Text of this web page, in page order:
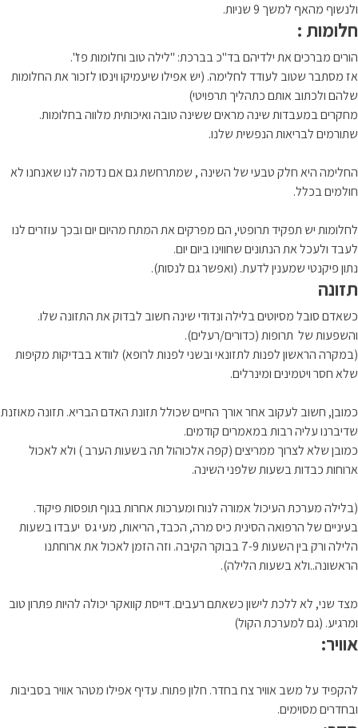
ולנשוף מהאף למשך 9 שניות.
חלומות :
הורים מברכים את ילדיהם בד"כ בברכת: "לילה טוב וחלומות פז".
אז מסתבר שטוב לעודד לחלימה. (יש אפילו שיעמיקו וינסו לזכור את החלומות
שלהם ולכתוב אותם כתהליך תרפויטי)
מחקרים במעבדות שינה מראים ששינה טובה ואיכותית מלווה בחלומות.
שתורמים לבריאות הנפשית שלנו.
החלימה היא חלק טבעי של השינה , שמתרחשת גם אם נדמה לנו שאנחנו לא
חולמים בכלל.
לחלומות יש תפקיד תרופטי, הם מפרקים את המתח מהיום יום ובכך עוזרים לנו
לעבד ולעכל את הנתונים שחווינו ביום יום.
נתון פיקנטי שמענין לדעת. (ואפשר גם לנסות).
תזונה
כשאדם סובל מסיוטים בלילה ונדודי שינה חשוב לבדוק את התזונה שלו.
והשפעות של תרופות (כדורים/רעלים).
(במקרה הראשון לפנות לתזונאי ובשני לפנות לרופא) לוודא בבדיקות מקיפות
שלא חסר ויטמינים ומינרלים.
כמובן, חשוב לעקוב אחר אורך החיים שכולל תזונת האדם הבריא. תזונה מאוזנת
שדיברנו עליה רבות במאמרים קודמים.
כמובן שלא לצרוך ממריצים (קפה אלכוהול תה בשעות הערב ) ולא לאכול
ארוחות כבדות בשעות שלפני השינה.
(בלילה מערכת העיכול אמורה לנוח ומערכות אחרות בגוף תופסות פיקוד.
בעיניים של הרפואה הסינית כיס מרה, הכבד, הריאות, מעי גס יעבדו בשעות
הלילה ורק בין השעות 7-9 בבוקר הקיבה. וזה הזמן לאכול את ארוחתנו
הראשונה..ולא בשעות הלילה).
מצד שני, לא ללכת לישון כשאתם רעבים. דייסת קוואקר יכולה להיות פתרון טוב
ומרגיע. (גם למערכת הקול)
אוויר:
להקפיד על משב אוויר צח בחדר. חלון פתוח. עדיף אפילו מטהר אוויר בסביבות
ובחדרים מסוימים.